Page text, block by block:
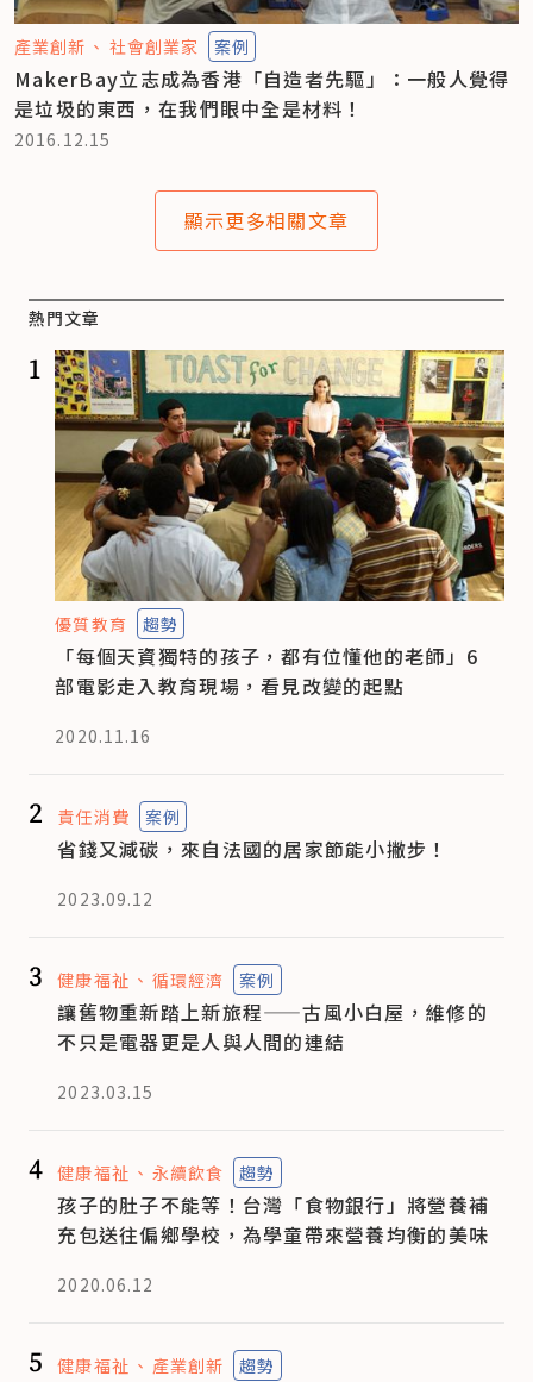
產業創新 社會創業家 案例
MakerBay立志成為香港「自造者先驅」：一般人覺得
是垃圾的東西，在我們眼中全是材料！
2016.12.15
顯示更多相關文章
熱門文章
1
優質教育 趨勢
「每個天資獨特的孩子，都有位懂他的老師」6
部電影走入教育現場，看見改變的起點
2020.11.16
2 責任消費 案例
省錢又減碳，來自法國的居家節能小撇步！
2023.09.12
3 健康福祉 循環經濟 案例
讓舊物重新踏上新旅程——古風小白屋，維修的
不只是電器更是人與人間的連結
2023.03.15
4 健康福祉 永續飲食 趨勢
孩子的肚子不能等！台灣「食物銀行」將營養補
充包送往偏鄉學校，為學童帶來營養均衡的美味
2020.06.12
5 健康福祉 產業創新 趨勢